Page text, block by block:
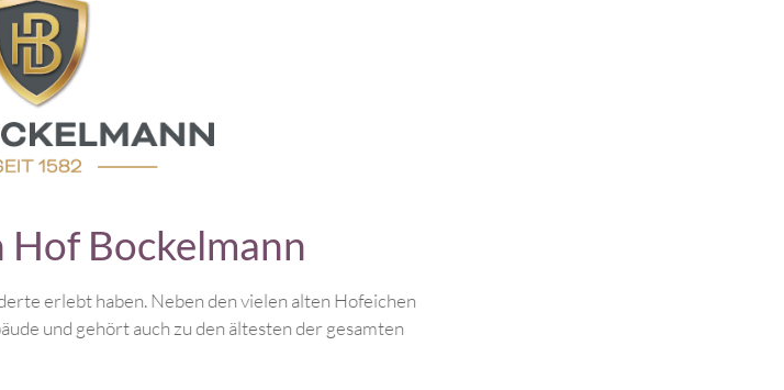
Bockelmann
einige Jahrhunderte erlebt haben. Neben den vielen alten Hofeichen
vorhandenen Gebäude und gehört auch zu den ältesten der gesamten